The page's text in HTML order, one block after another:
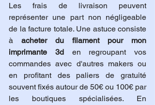
Les frais de livraison peuvent
représenter une part non négligeable
de la facture totale. Une astuce consiste
à acheter du filament pour mon
imprimante 3d en regroupant vos
commandes avec d'autres makers ou
en profitant des paliers de gratuité
souvent fixés autour de 50€ ou 100€ par
les boutiques spécialisées. En